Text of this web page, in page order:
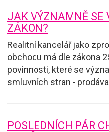
JAK VÝZNAMNĚ SE
ZÁKON?
Realitní kancelář jako
obchodu má dle zákona
povinnosti, které se
smluvních stran -
POSLEDNÍCH PÁR